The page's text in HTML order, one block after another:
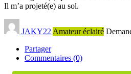
Il m’a projeté(e) au sol.
JAKY22 Amateur éclairé
Partager
Commentaires (0)